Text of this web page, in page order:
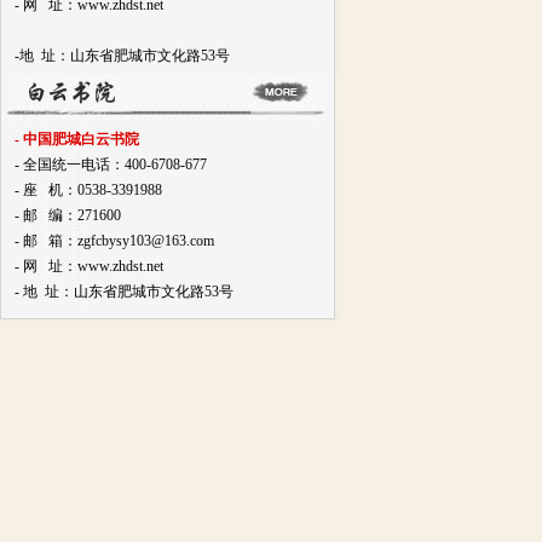
- 网 址：www.zhdst.net
-地 址：山东省肥城市文化路53号
- 中国肥城白云书院
- 全国统一电话：400-6708-677
- 座 机：0538-3391988
- 邮 编：271600
- 邮 箱：zgfcbysy103@163.com
- 网 址：www.zhdst.net
- 地 址：山东省肥城市文化路53号